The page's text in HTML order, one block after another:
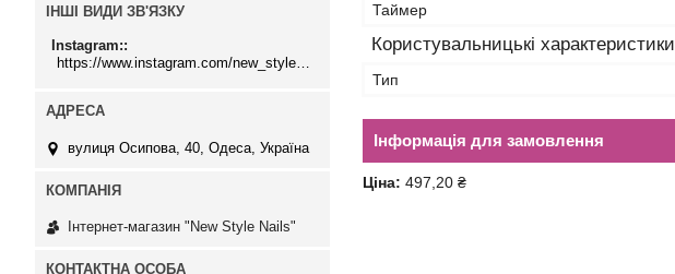
Таймер
Користувальницькі характеристики
Тип
Інформація для замовлення
Ціна: 497,20 ₴
ІНШІ ВИДИ ЗВ'ЯЗКУ
Instagram:
https://www.instagram.com/new_stylenails_/
вулиця Осипова, 40, Одеса, Україна
Інтернет-магазин "New Style Nails"